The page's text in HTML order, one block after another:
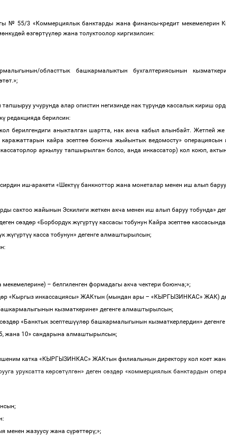
№ 55/3 « Коммерциялык банктарды жана финансы-кредит мекемелерин
өнкүдөй өзгөртүүлөр жана толуктоолор киргизилсин:
/областтык башкармалыктын бухгалтериясынын
төт.»;
тапшыруу учурунда алар опистин негизинде нак түрүндө кассалык кириш
ү редакцияда берилсин:
берилгендиги аныкталган шартта, нак акча кабыл алынбайт. Жетпей же
каражаттарын кайра эсептөө боюнча жыйынтык ведомосту» операциясын
аркылуу тапшырылган болсо, анда инкассатор) кол коюп,
иш-аракети « Шектүү банкноттор жана монеталар менен иш алып баруу
сактоо жайынын Эскилиги жеткен акча менен иш алып баруу тобунда»
сөздөр « Борбордук жүгүртүү кассасы тобунун Кайра эсептөө кассасында
жүгүртүү касса тобунун» дегенге алмаштырылсын;
:
мекемелерине) – белгиленген формадагы акча чектери боюнча;»;
өр « Кыргыз инкассациясы» ЖАКтын (мындан ары – « КЫРГЫЗИНКАС» ЖАК)
кызматкерине» дегенге алмаштырылсын;
сөздөр « Банктык эсептешүүлөр башкармалыгынын кызматкерлердин» дегенге
жана 10» сандарына алмаштырылсын;
катка « КЫРГЫЗИНКАС» ЖАКтын филиалынын директору кол коет
уруксатта көрсөтүлгөн»деген сөздөр «коммерциялык банктардын
;
:
менен жазуусу жана сүрөттөрү;»;